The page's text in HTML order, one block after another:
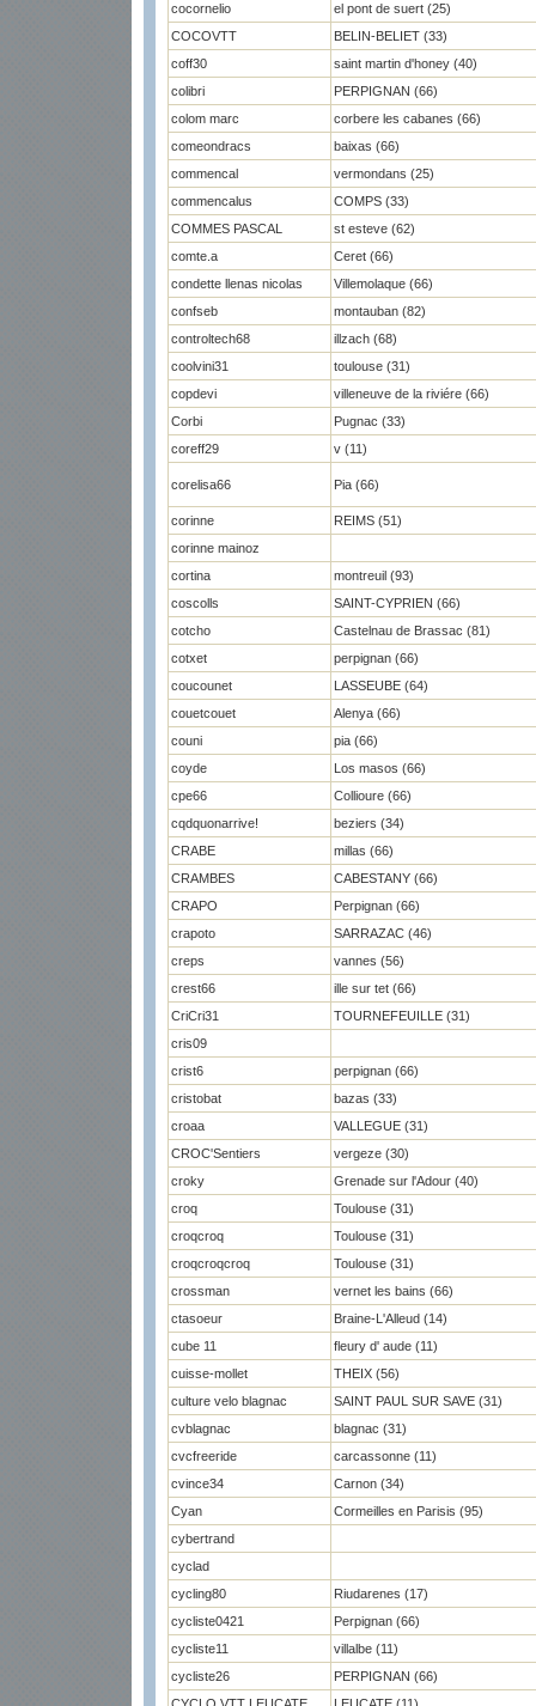
cocornelio
el pont de suert (25)
COCOVTT
BELIN-BELIET (33)
coff30
saint martin d'honey (40)
colibri
PERPIGNAN (66)
colom marc
corbere les cabanes (66)
comeondracs
baixas (66)
commencal
vermondans (25)
commencalus
COMPS (33)
COMMES PASCAL
st esteve (62)
comte.a
Ceret (66)
condette llenas nicolas
Villemolaque (66)
confseb
montauban (82)
controltech68
illzach (68)
coolvini31
toulouse (31)
copdevi
villeneuve de la riviére (66)
Corbi
Pugnac (33)
coreff29
v (11)
corelisa66 Pia (66)
corinne
REIMS (51)
corinne mainoz
cortina
montreuil (93)
coscolls
SAINT-CYPRIEN (66)
cotcho
Castelnau de Brassac (81)
cotxet
perpignan (66)
coucounet
LASSEUBE (64)
couetcouet
Alenya (66)
couni
pia (66)
coyde
Los masos (66)
cpe66
Collioure (66)
cqdquonarrive!
beziers (34)
CRABE
millas (66)
CRAMBES
CABESTANY (66)
CRAPO
Perpignan (66)
crapoto
SARRAZAC (46)
creps
vannes (56)
crest66
ille sur tet (66)
CriCri31
TOURNEFEUILLE (31)
cris09
crist6
perpignan (66)
cristobat
bazas (33)
croaa
VALLEGUE (31)
CROC'Sentiers
vergeze (30)
croky
Grenade sur l'Adour (40)
croq
Toulouse (31)
croqcroq
Toulouse (31)
croqcroqcroq
Toulouse (31)
crossman
vernet les bains (66)
ctasoeur
Braine-L'Alleud (14)
cube 11
fleury d' aude (11)
cuisse-mollet
THEIX (56)
culture velo blagnac
SAINT PAUL SUR SAVE (31)
cvblagnac
blagnac (31)
cvcfreeride
carcassonne (11)
cvince34
Carnon (34)
Cyan
Cormeilles en Parisis (95)
cybertrand
cyclad
cycling80
Riudarenes (17)
cycliste0421
Perpignan (66)
cycliste11
villalbe (11)
cycliste26
PERPIGNAN (66)